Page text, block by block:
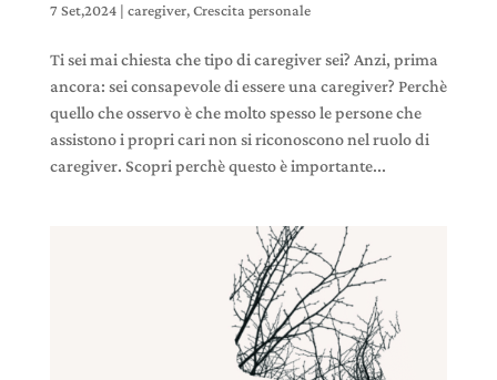
7 Set,2024| caregiver,Crescita personale
Ti sei mai chiesta che tipo di caregiver sei? Anzi, prima
ancora: sei consapevole di essere una caregiver? Perchè
quello che osservo è che molto spesso le persone che
assistono i propri cari non si riconoscono nel ruolo di
caregiver. Scopri perchè questo è importante...